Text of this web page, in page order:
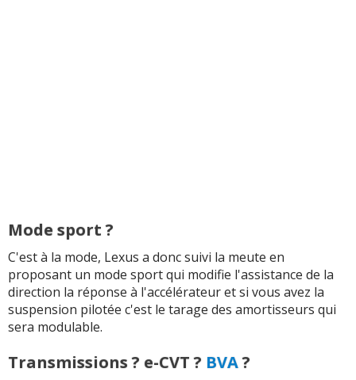
Mode sport ?
C'est à la mode, Lexus a donc suivi la meute en
proposant un mode sport qui modifie l'assistance de la
direction la réponse à l'accélérateur et si vous avez la
suspension pilotée c'est le tarage des amortisseurs qui
sera modulable.
Transmissions ? e-CVT ? BVA?